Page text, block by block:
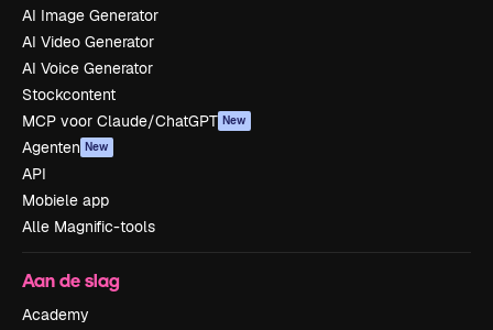
AI Image Generator
AI Video Generator
AI Voice Generator
Stockcontent
MCP voor Claude/ChatGPT New
Agenten New
API
Mobiele app
Alle Magnific-tools
Aan de slag
Academy